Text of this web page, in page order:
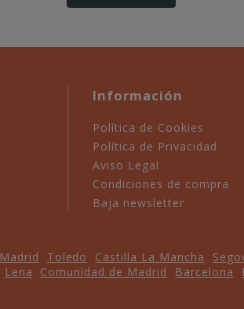
Información
Política de Cookies
Política de Privacidad
Aviso Legal
Condiciones de compra
Baja newsletter
Madrid Toledo Castilla La Mancha
Lena Comunidad de Madrid Barcelona